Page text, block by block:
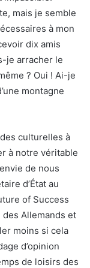
mais je semble
à mon
dix amis
je arracher le
? Oui ! Ai-je
montagne
culturelles à
à notre véritable
de nous
d’État au
of Success
des Allemands et
moins si cela
d’opinion
de loisirs des